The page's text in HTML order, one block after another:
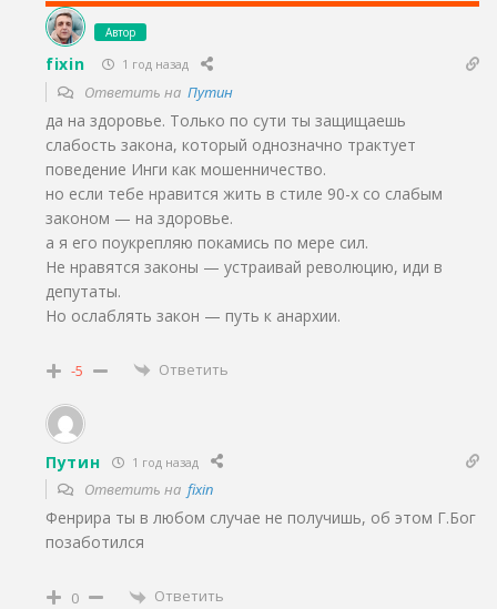
Автор
fixin 1 год назад
Ответить на Путин
да на здоровье. Только по сути ты защищаешь
слабость закона, который однозначно трактует
поведение Инги как мошенничество.
но если тебе нравится жить в стиле 90-х со слабым
законом — на здоровье.
а я его поукрепляю покамись по мере сил.
Не нравятся законы — устраивай революцию, иди в
депутаты.
Но ослаблять закон — путь к анархии.
-5 Ответить
Путин 1 год назад
Ответить на fixin
Фенрира ты в любом случае не получишь, об этом Г.Бог
позаботился
0 Ответить